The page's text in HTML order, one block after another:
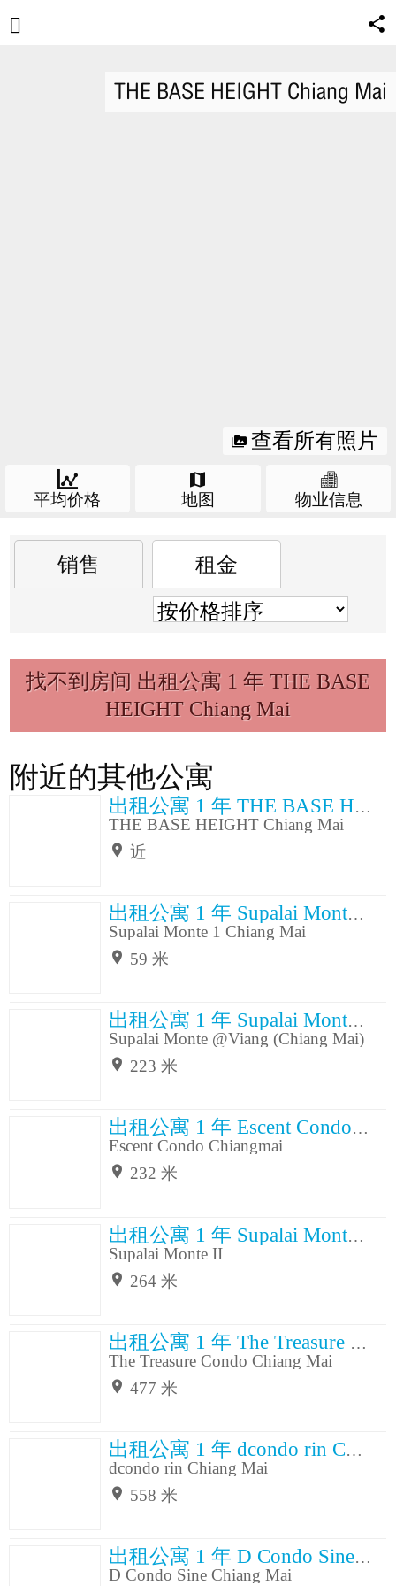
THE BASE HEIGHT Chiang Mai
查看所有照片
平均价格 地图 物业信息
此公寓的平均价格（租金/销售）
价格/平方米 价格 买 租金
Condo information
制片公司
Sansiri Public Company
Limited
楼层
31
单位
630
停车场
年完成
2023
中心价值
http://siri.ly/Nlf8WN1
附近的 BTS
Chiang Mai 省Chiang Mai
Google Map
附近地点
销售 租金
找不到房间 出租公寓 1 年 THE BASE
HEIGHT Chiang Mai
附近的其他公寓
出租公寓 1 年 THE BASE HEIGHT Chiang Mai
THE BASE HEIGHT Chiang Mai
近
出租公寓 1 年 Supalai Monte 1 Chiang Mai
Supalai Monte 1 Chiang Mai
59 米
出租公寓 1 年 Supalai Monte @Viang (Chiang Mai)
Supalai Monte @Viang (Chiang Mai)
223 米
出租公寓 1 年 Escent Condo Chiangmai
Escent Condo Chiangmai
232 米
出租公寓 1 年 Supalai Monte II
Supalai Monte II
264 米
出租公寓 1 年 The Treasure Condo Chiang Mai
The Treasure Condo Chiang Mai
477 米
出租公寓 1 年 dcondo rin Chiang Mai
dcondo rin Chiang Mai
558 米
出租公寓 1 年 D Condo Sine Chiang Mai
D Condo Sine Chiang Mai